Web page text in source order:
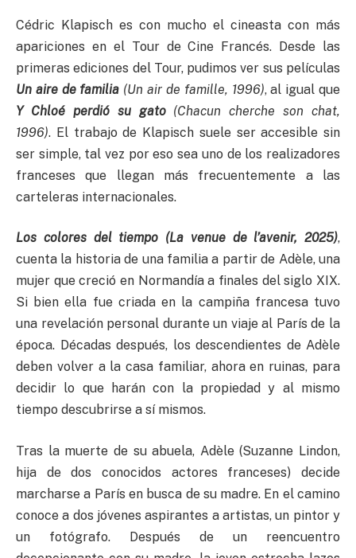
Cédric Klapisch es con mucho el cineasta con más
apariciones en el Tour de Cine Francés. Desde las
primeras ediciones del Tour, pudimos ver sus películas
Un aire de familia (Un air de famille, 1996), al igual que
Y Chloé perdió su gato (Chacun cherche son chat,
1996). El trabajo de Klapisch suele ser accesible sin
ser simple, tal vez por eso sea uno de los realizadores
franceses que llegan más frecuentemente a las
carteleras internacionales.
Los colores del tiempo (La venue de l’avenir, 2025),
cuenta la historia de una familia a partir de Adèle, una
mujer que creció en Normandía a finales del siglo XIX.
Si bien ella fue criada en la campiña francesa tuvo
una revelación personal durante un viaje al París de la
época. Décadas después, los descendientes de Adèle
deben volver a la casa familiar, ahora en ruinas, para
decidir lo que harán con la propiedad y al mismo
tiempo descubrirse a sí mismos.
Tras la muerte de su abuela, Adèle (Suzanne Lindon,
hija de dos conocidos actores franceses) decide
marcharse a París en busca de su madre. En el camino
conoce a dos jóvenes aspirantes a artistas, un pintor y
un fotógrafo. Después de un reencuentro